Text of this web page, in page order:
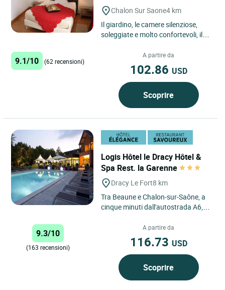
Chalon Sur Saone4 km
Il giardino, le camere silenziose,
soleggiate e molto confortevoli, il
profumato vi invitano...
9.1/10 (62 recensioni)
A partire da
102.86 USD
Scoprire
Logis Hôtel le Dracy Hôtel &
Spa Rest. la Garenne
Dracy Le Fort8 km
Tra Beaune e Chalon-sur-Saône, a
cinque minuti dall'autostrada A6,
piccolo angolo di paradiso....
9.3/10
(163 recensioni)
A partire da
116.73 USD
Scoprire